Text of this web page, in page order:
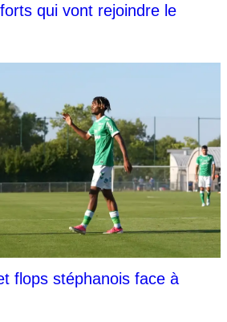
qui vont rejoindre le
flops stéphanois face à